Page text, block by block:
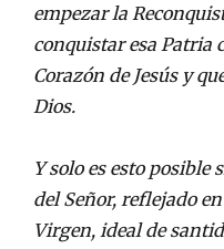
empezar la
conquistar esa Patria
Corazón de Jesús y
Dios.
Y solo es esto
del Señor, reflejado
Virgen, ideal de